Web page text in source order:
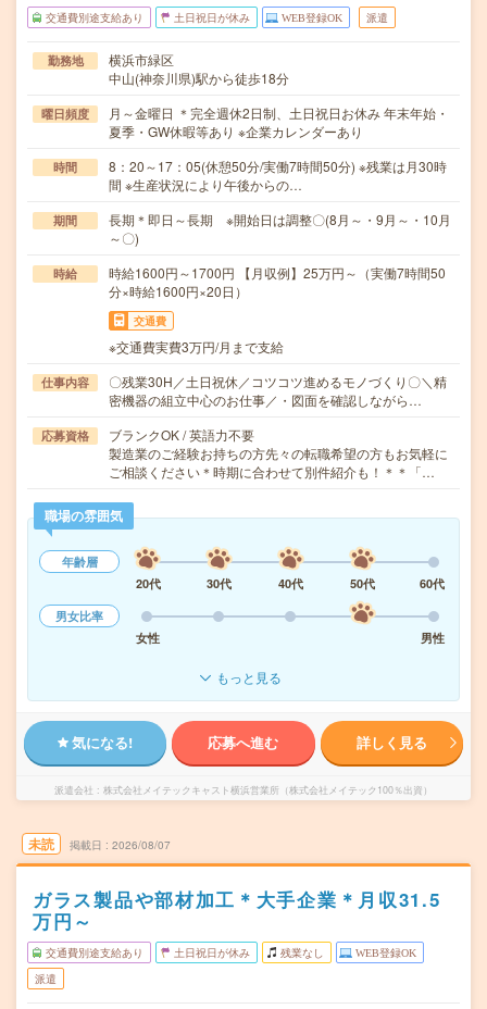
交通費別途支給あり 土日祝日が休み WEB登録OK 派遣
勤務地
横浜市緑区
中山(神奈川県)駅から徒歩18分
曜日頻度
月～金曜日 ＊完全週休2日制、土日祝日お休み 年末年始・
夏季・GW休暇等あり ※企業カレンダーあり
時間
8：20～17：05(休憩50分/実働7時間50分) ※残業は月30時
間 ※生産状況により午後からの…
期間
長期＊即日～長期 ※開始日は調整〇(8月～・9月～・10月
～〇)
時給
時給1600円～1700円 【月収例】25万円～（実働7時間50
分×時給1600円×20日）
交通費
※交通費実費3万円/月まで支給
仕事内容
〇残業30H／土日祝休／コツコツ進めるモノづくり〇＼精
密機器の組立中心のお仕事／・図面を確認しながら…
応募資格
ブランクOK / 英語力不要
製造業のご経験お持ちの方先々の転職希望の方もお気軽に
ご相談ください＊時期に合わせて別件紹介も！＊＊「…
職場の雰囲気
年齢層
20代
30代 40代 50代
60代
男女比率
女性
男性
もっと見る
気になる! 応募へ進む 詳しく見る
派遣会社 株式会社メイテックキャスト横浜営業所（株式会社メイテック100％出資）
未読 掲載日 2026/08/07
ガラス製品や部材加工＊大手企業＊月収31.5
万円～
交通費別途支給あり 土日祝日が休み 残業なし WEB登録OK
派遣